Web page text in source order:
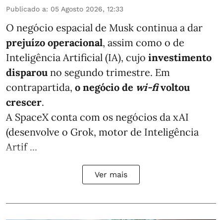
Publicado a: 05 Agosto 2026, 12:33
O negócio espacial de Musk continua a dar
prejuízo operacional, assim como o de
Inteligência Artificial (IA), cujo investimento
disparou no segundo trimestre. Em
contrapartida, o negócio de wi-fivoltou
crescer.
A SpaceX conta com os negócios da xAI
(desenvolve o Grok, motor de Inteligência
Artif ...
Ver mais